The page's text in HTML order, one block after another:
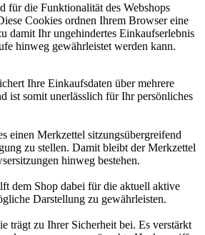
für die Funktionalität des Webshops
Cookies ordnen Ihrem Browser eine
damit Ihr ungehindertes Einkaufserlebnis
hinweg gewährleistet werden kann.
Ihre Einkaufsdaten über mehrere
ist somit unerlässlich für Ihr persönliches
einen Merkzettel sitzungsübergreifend
zu stellen. Damit bleibt der Merkzettel
hinweg bestehen.
dem Shop dabei für die aktuell aktive
Darstellung zu gewährleisten.
trägt zu Ihrer Sicherheit bei. Es verstärkt